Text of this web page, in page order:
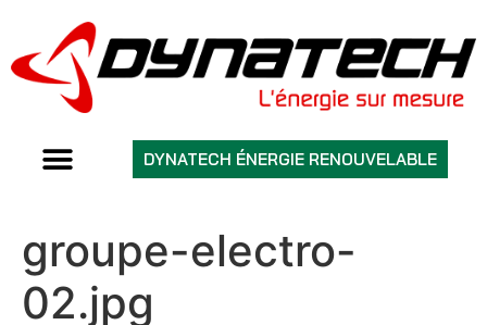
DYNATECH ÉNERGIE RENOUVELABLE
groupe-electro-
02.jpg